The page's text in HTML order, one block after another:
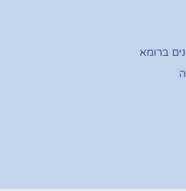
ברומא